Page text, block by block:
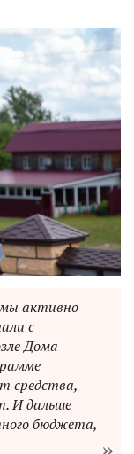
активно
с
Дома
средства,
И дальше
бюджета,